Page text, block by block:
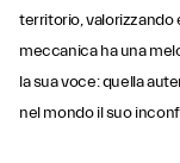
territorio, valorizzando
meccanica ha una
la sua voce: quella
nel mondo il suo